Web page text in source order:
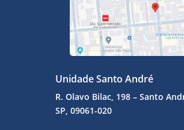
Unidade Santo André
R. Olavo Bilac, 198 – Santo
SP, 09061-020